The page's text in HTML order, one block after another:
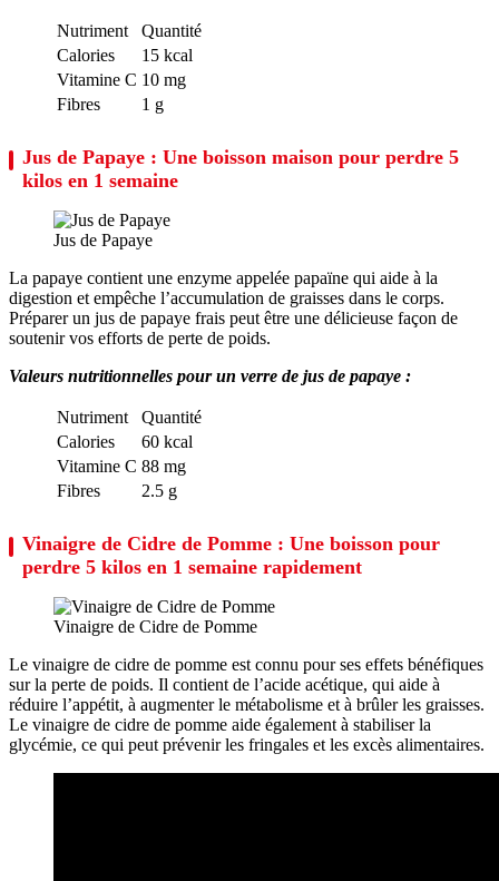
Nutriment
Quantité
Calories
15 kcal
Vitamine C 10 mg
Fibres
1 g
Jus de Papaye : Une boisson maison pour perdre 5
kilos en 1 semaine
Jus de Papaye
La papaye contient une enzyme appelée papaïne qui aide à la
digestion et empêche l’accumulation de graisses dans le corps.
Préparer un jus de papaye frais peut être une délicieuse façon de
soutenir vos efforts de perte de poids.
Valeurs nutritionnelles pour un verre de jus de papaye :
Nutriment
Quantité
Calories
60 kcal
Vitamine C 88 mg
Fibres
2.5 g
Vinaigre de Cidre de Pomme : Une boisson pour
perdre 5 kilos en 1 semaine rapidement
Vinaigre de Cidre de Pomme
Le vinaigre de cidre de pomme est connu pour ses effets bénéfiques
sur la perte de poids. Il contient de l’acide acétique, qui aide à
réduire l’appétit, à augmenter le métabolisme et à brûler les graisses.
Le vinaigre de cidre de pomme aide également à stabiliser la
glycémie, ce qui peut prévenir les fringales et les excès alimentaires.